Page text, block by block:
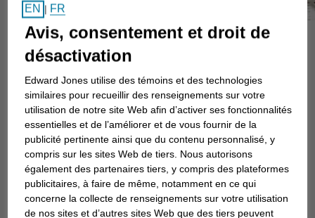
Assurances et rentes
Assurance vie
Protégez l’avenir financier de votre famille et
travaillez à la réalisation de vos objectifs à long
terme.
EN | FR
Avis, consentement et droit de
désactivation
Edward Jones utilise des témoins et des technologies
similaires pour recueillir des renseignements sur votre
utilisation de notre site Web afin d’activer ses fonctionnalités
essentielles et de l’améliorer et de vous fournir de la
publicité pertinente ainsi que du contenu personnalisé, y
compris sur les sites Web de tiers. Nous autorisons
également des partenaires tiers, y compris des plateformes
publicitaires, à faire de même, notamment en ce qui
concerne la collecte de renseignements sur votre utilisation
de nos sites et d’autres sites Web que des tiers peuvent